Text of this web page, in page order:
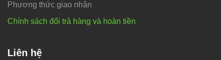
Phương thức giao nhận
Chính sách đổi trả hàng và hoàn tiền
Liên hệ